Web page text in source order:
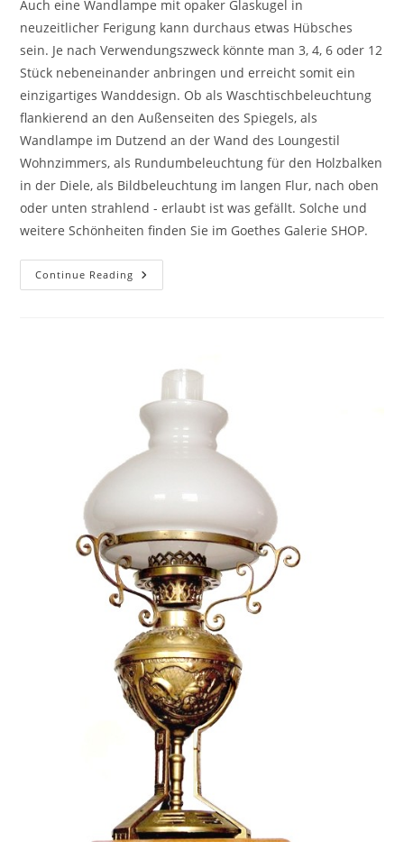
Auch eine Wandlampe mit opaker Glaskugel in
neuzeitlicher Ferigung kann durchaus etwas Hübsches
sein. Je nach Verwendungszweck könnte man 3, 4, 6 oder 12
Stück nebeneinander anbringen und erreicht somit ein
einzigartiges Wanddesign. Ob als Waschtischbeleuchtung
flankierend an den Außenseiten des Spiegels, als
Wandlampe im Dutzend an der Wand des Loungestil
Wohnzimmers, als Rundumbeleuchtung für den Holzbalken
in der Diele, als Bildbeleuchtung im langen Flur, nach oben
oder unten strahlend - erlaubt ist was gefällt. Solche und
weitere Schönheiten finden Sie im Goethes Galerie SHOP.
Continue Reading